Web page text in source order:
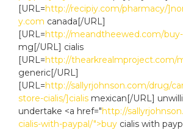
[URL=http://recipiy.com/pharmacy/
y.com canada[/URL]
[URL=http://meandtheewed.com/buy-
mg[/URL] cialis
[URL=http://
generic[/URL]
[URL=http://sallyrjohnson.com/drug/
store-cialis/]cialis mexican[/URL]
undertake <a href="http://
cialis-with-paypal/">buy cialis with